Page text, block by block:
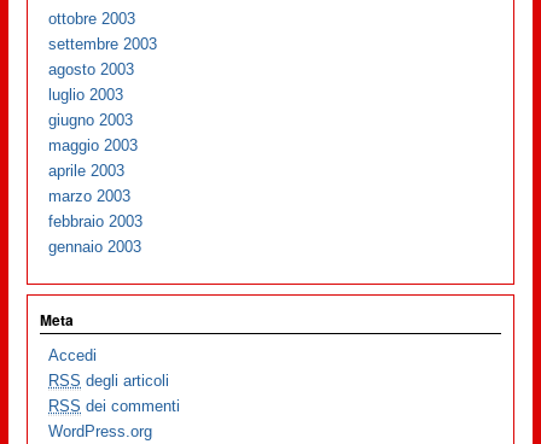
ottobre 2003
settembre 2003
agosto 2003
luglio 2003
giugno 2003
maggio 2003
aprile 2003
marzo 2003
febbraio 2003
gennaio 2003
Meta
Accedi
RSS degli articoli
RSS dei commenti
WordPress.org